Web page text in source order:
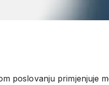
poslovanju primjenjuje